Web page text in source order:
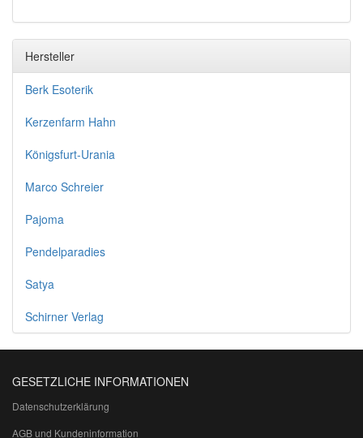
Hersteller
Berk Esoterik
Kerzenfarm Hahn
Königsfurt-Urania
Marco Schreier
Pajoma
Pendelparadies
Satya
Schirner Verlag
GESETZLICHE INFORMATIONEN
Datenschutzerklärung
AGB und Kundeninformation